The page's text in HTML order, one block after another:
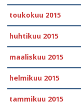
toukokuu 2015
huhtikuu 2015
maaliskuu 2015
helmikuu 2015
tammikuu 2015